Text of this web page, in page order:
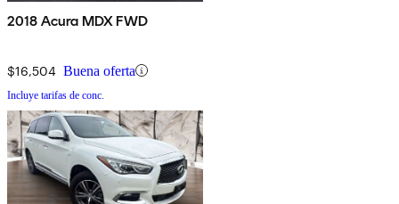
2018 Acura MDX FWD
$16,504 Buena oferta
Incluye tarifas de conc.